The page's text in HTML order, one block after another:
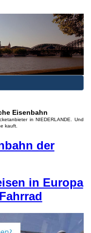
Eisenbahn
in NIEDERLANDE. Und
kauft.
der
in Europa